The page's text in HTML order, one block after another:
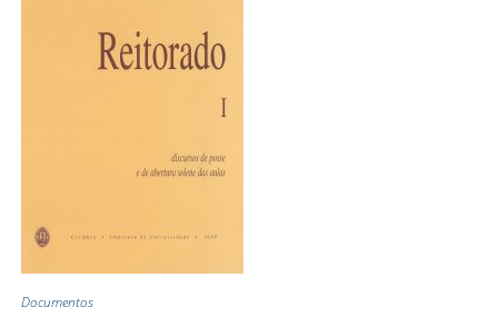
Documentos